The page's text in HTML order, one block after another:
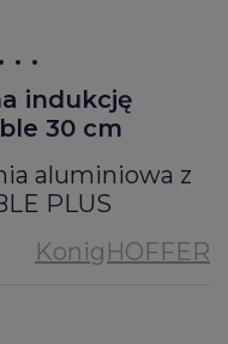
indukcję
30 cm
aluminiowa z
PLUS